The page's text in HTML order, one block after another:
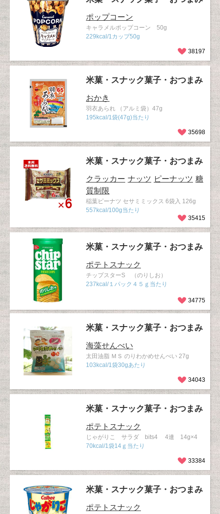
ポップコーン
キャラメルポップコーン 50g
229kcal/1カップ50g
38197
米菓・スナック菓子・おつまみ
おかき
羽衣あられ （アルミ袋）47g
195kcal/1袋(47g)当たり
35698
米菓・スナック菓子・おつまみ
クラッカー ナッツ ピーナッツ 糖
質制限
稲葉ピーナツ セサミミックス 6袋入 126g
557kcal/100g当たり
35415
米菓・スナック菓子・おつまみ
ポテトスナック
チップスターS （のりしお）
237kcal/１パック４５ｇ当たり
34775
米菓・スナック菓子・おつまみ
海藻せんべい
太田油脂 ＭＳ のりわかめせんべい 27g
103kcal/1袋30gあたり
34043
米菓・スナック菓子・おつまみ
ポテトスナック
じゃがりこ サラダ bits4 4連 14g×4
70kcal/1袋14ｇ当たり
33384
米菓・スナック菓子・おつまみ
ポテトスナック